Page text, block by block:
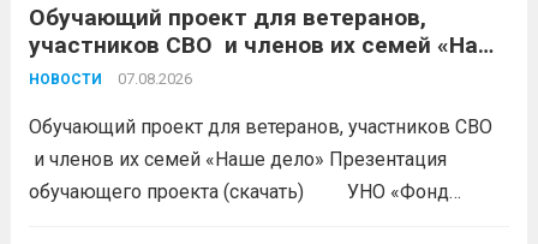
Обучающий проект для ветеранов,
участников СВО и членов их семей «Наше
дело»
НОВОСТИ 07.08.2026
Обучающий проект для ветеранов, участников СВО
и членов их семей «Наше дело» Презентация
обучающего проекта (скачать) УНО «Фонд